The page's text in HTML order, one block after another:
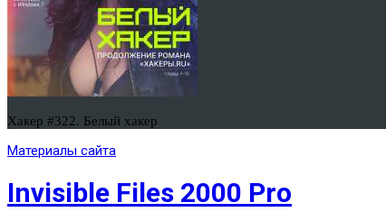
Хакер #322. Белый хакер
Материалы сайта
Invisible Files 2000 Pro